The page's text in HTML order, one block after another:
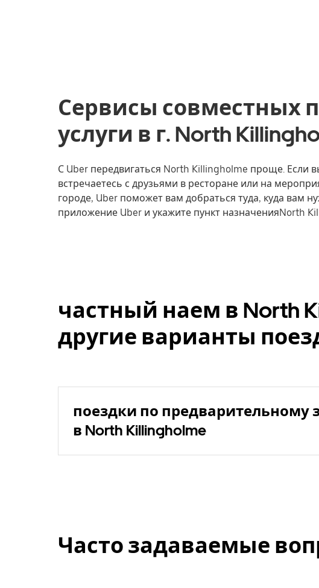
Сервисы совместных
услуги в г. North
С Uber передвигаться North Killingholme проще. Если
встречаетесь с друзьями в ресторане или на
городе, Uber поможет вам добраться туда, куда вам
приложение Uber и укажите пункт назначенияNorth
частный наем в North
другие варианты
поездки по предварительному
в North Killingholme
Часто задаваемые